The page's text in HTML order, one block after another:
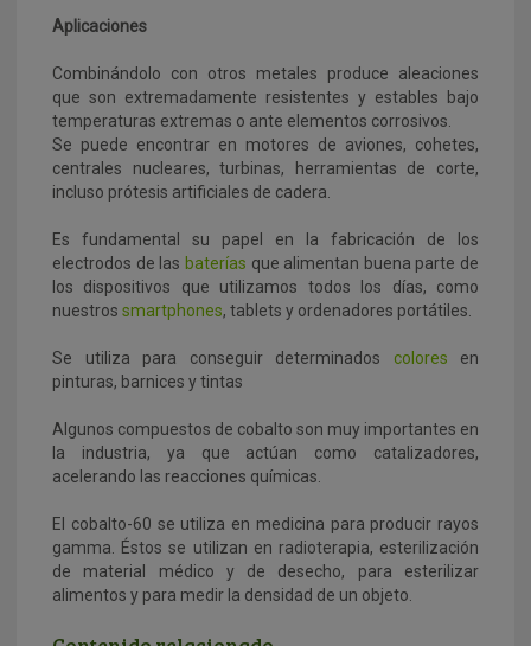
Aplicaciones
Combinándolo con otros metales produce aleaciones
que son extremadamente resistentes y estables bajo
temperaturas extremas o ante elementos corrosivos.
Se puede encontrar en motores de aviones, cohetes,
centrales nucleares, turbinas, herramientas de corte,
incluso prótesis artificiales de cadera.
Es fundamental su papel en la fabricación de los
electrodos de las baterías que alimentan buena parte de
los dispositivos que utilizamos todos los días, como
nuestros smartphones, tablets y ordenadores portátiles.
Se utiliza para conseguir determinados colores en
pinturas, barnices y tintas
Algunos compuestos de cobalto son muy importantes en
la industria, ya que actúan como catalizadores,
acelerando las reacciones químicas.
El cobalto-60 se utiliza en medicina para producir rayos
gamma. Éstos se utilizan en radioterapia, esterilización
de material médico y de desecho, para esterilizar
alimentos y para medir la densidad de un objeto.